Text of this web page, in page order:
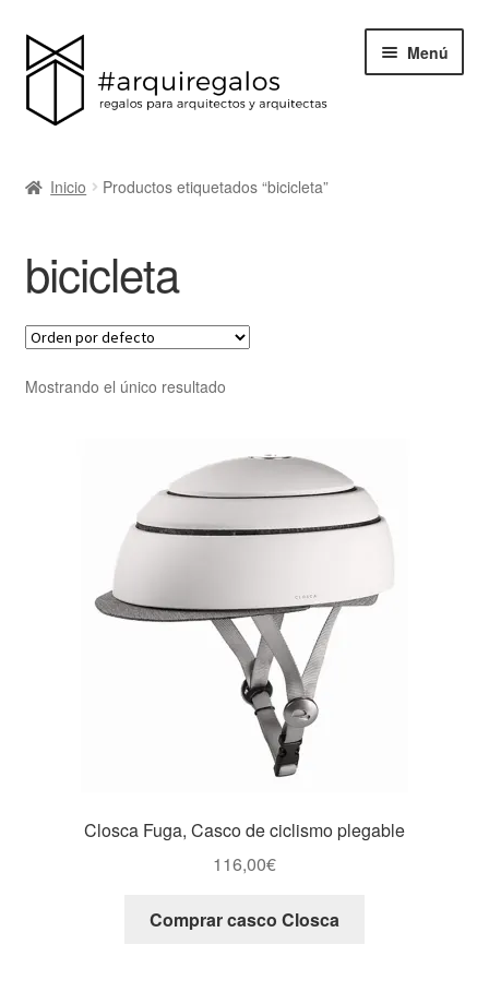
Menú
BLACK FRIDAY
Blog
Acerca de ArquiRegalos
Inicio Productos etiquetados “bicicleta”
bicicleta
Mostrando el único resultado
Closca Fuga, Casco de ciclismo plegable
116,00€
Comprar casco Closca